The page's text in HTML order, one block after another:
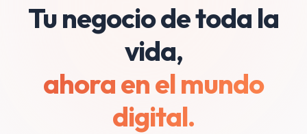
Tu negocio de toda la
vida,
ahora en el mundo
digital.